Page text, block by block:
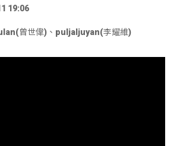
19:06
曾世偉) 、 puljaljuyan(李耀維)